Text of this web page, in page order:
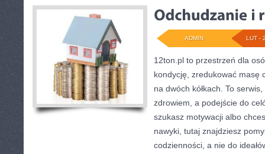
LUT -
ADMIN
12ton.pl to przestrzeń dla
kondycję, zredukować masę
na dwóch kółkach. To
zdrowiem, a podejście do
szukasz motywacji albo
nawyki, tutaj znajdziesz
codzienności, a nie do